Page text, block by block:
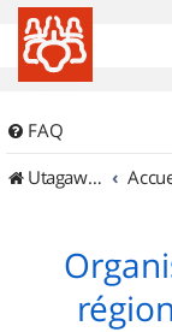
FAQ
UtagawaVTT (Randos VTT et VTTAE avec traces GPS)